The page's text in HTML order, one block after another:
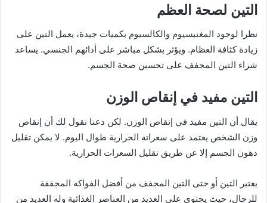
التين لصحة العظم
نظرا لوجود المغنيسيوم والكالسيوم بكميات جيدة، يعمل التين على
زيادة كثافة العظام. ويؤثر بشكل مباشر على أدائهم الجنسي. يساعد
شراء التين المجفف على تحسين صحة الجسم.
التين مفيد في إنقاص الوزن
يقال أن التين مفيد في إنقاص الوزن. لكن دعنا نقول لك أن إنقاص
وزن الشخص يعتمد على سعراته الحرارية طوال اليوم. لا يمكن تقليل
دهون الجسم إلا عن طريق تقليل السعرات الحرارية.
يعتبر التين أو حتى التين المجفف من أفضل الفواكه المجففة
للرجال، حيث يحتوي على العديد من العناصر الغذائية وله العديد من